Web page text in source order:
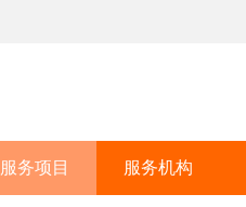
服务项目 服务机构